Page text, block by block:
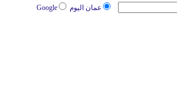
عمان اليوم Google